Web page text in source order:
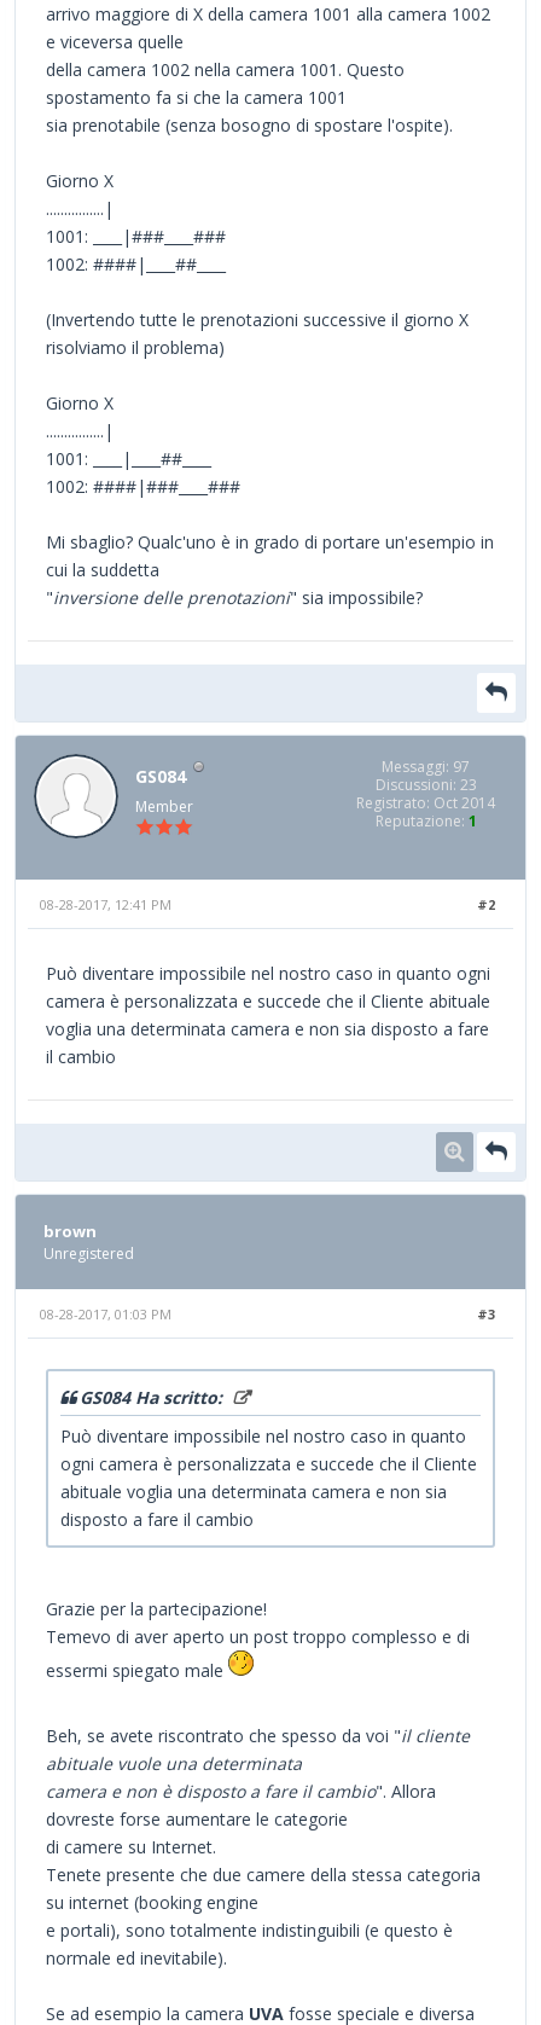
arrivo maggiore di X della camera 1001 alla camera 1002
e viceversa quelle
della camera 1002 nella camera 1001. Questo
spostamento fa si che la camera 1001
sia prenotabile (senza bosogno di spostare l'ospite).
Giorno X
................|
1001: ____|###____###
1002: ####|____##____
(Invertendo tutte le prenotazioni successive il giorno X
risolviamo il problema)
Giorno X
................|
1001: ____|____##____
1002: ####|###____###
Mi sbaglio? Qualc'uno è in grado di portare un'esempio in
cui la suddetta
"inversione delle prenotazioni" sia impossibile?
GS084
Member
Messaggi: 97
Discussioni: 23
Registrato: Oct 2014
Reputazione: 1
#2
08-28-2017, 12:41 PM
Può diventare impossibile nel nostro caso in quanto ogni
camera è personalizzata e succede che il Cliente abituale
voglia una determinata camera e non sia disposto a fare
il cambio
brown
Unregistered
#3
08-28-2017, 01:03 PM
GS084 Ha scritto:
Può diventare impossibile nel nostro caso in quanto
ogni camera è personalizzata e succede che il Cliente
abituale voglia una determinata camera e non sia
disposto a fare il cambio
Grazie per la partecipazione!
Temevo di aver aperto un post troppo complesso e di
essermi spiegato male
Beh, se avete riscontrato che spesso da voi "il cliente
abituale vuole una determinata
camera e non è disposto a fare il cambio". Allora
dovreste forse aumentare le categorie
di camere su Internet.
Tenete presente che due camere della stessa categoria
su internet (booking engine
e portali), sono totalmente indistinguibili (e questo è
normale ed inevitabile).
Se ad esempio la camera UVA fosse speciale e diversa